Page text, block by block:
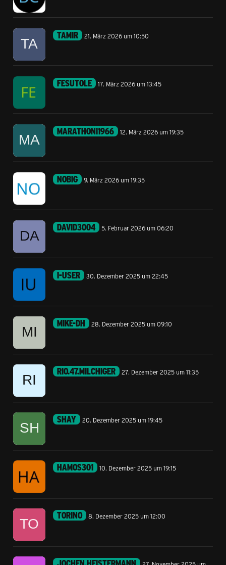
TAMIR 21. März 2026 um 10:50
FESUTOLE 17. März 2026 um 13:45
MARATHONI1966 12. März 2026 um 19:35
NOBIG 9. März 2026 um 19:35
DAVID3004 5. Februar 2026 um 06:20
I-USER 30. Dezember 2025 um 22:45
MIKE-DH 28. Dezember 2025 um 09:10
RIO.47.MILCHIGER 27. Dezember 2025 um 11:35
SHAY 20. Dezember 2025 um 19:45
HAMOS301 10. Dezember 2025 um 19:15
TORINO 8. Dezember 2025 um 12:00